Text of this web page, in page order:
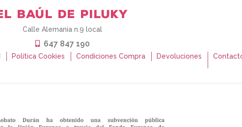
Calle Alemania n.9 local
647 847 190
Política Cookies Condiciones Compra Devoluciones